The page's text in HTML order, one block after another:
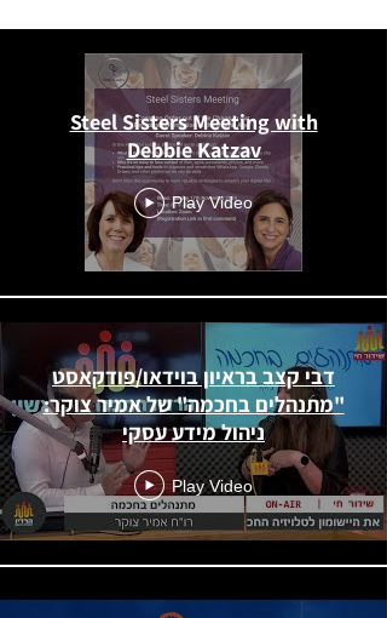
Steel Sisters Meeting with
Debbie Katzav
Play Video
דבי קצב בראיון בוידאו/פודקאסט
"מתנהלים בחכמה" של אמיר צוקר:
ניהול מידע עסקי
Play Video